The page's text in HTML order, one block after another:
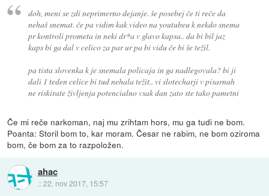
doh, meni se zdi neprimerno dejanje. še posebej če ti reče da
nehaš snemat. če pa vidim kak video na youtubeu k nekdo snema
pr kontroli prometa in neki dr*a v glavo kapsa.. da bi bil jaz
kaps bi ga dal v celico za par ur pa bi vidu če bi še težil.
pa tista slovenka k je snemala policaja in ga nadlegovala? bi ji
dali 1 teden celice bi tud nehala težit.. vi slotecharji v pisarnah
ne riskirate življenja potencialno vsak dan zato ste tako pametni
Če mi reče narkoman, naj mu zrihtam hors, mu ga tudi ne bom.
Poanta: Storil bom to, kar moram. Česar ne rabim, ne bom oziroma
bom, če bom za to razpoložen.
ahac
::22. nov 2017, 15:57